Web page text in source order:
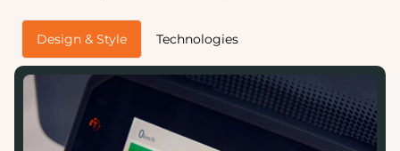
Design & Style Technologies